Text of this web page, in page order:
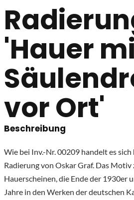
'Hauer
vor Ort'
Beschreibung
Wie bei Inv.-Nr. 00209 handelt es
Radierung von Oskar Graf. Das Motiv
Hauerscheinen, die Ende der 1930er
Jahre in den Werken der deutschen